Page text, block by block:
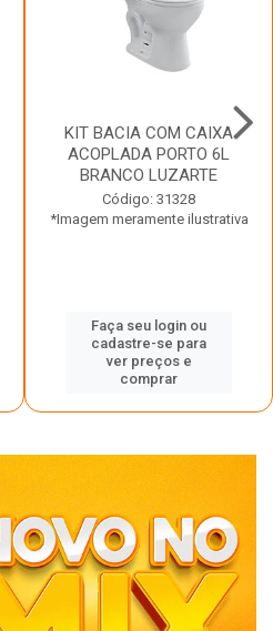
KIT BACIA COM CAIXA
ACOPLADA PORTO 6L
BRANCO LUZARTE
Código: 31328
*Imagem meramente ilustrativa
Faça seu login ou
cadastre-se para
ver preços e
comprar